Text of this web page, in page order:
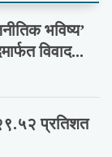
भविष्य’
विवाद...
प्रतिशत